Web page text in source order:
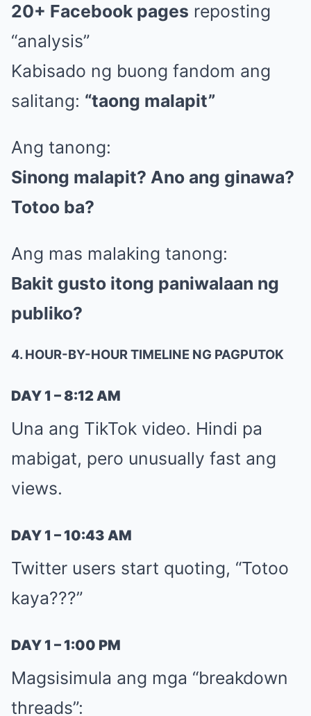
20+ Facebook pages reposting
“analysis”
Kabisado ng buong fandom ang
salitang: “taong malapit”
Ang tanong:
Sinong malapit? Ano ang ginawa?
Totoo ba?
Ang mas malaking tanong:
Bakit gusto itong paniwalaan ng
publiko?
4. HOUR-BY-HOUR TIMELINE NG PAGPUTOK
DAY 1 – 8:12 AM
Una ang TikTok video. Hindi pa
mabigat, pero unusually fast ang
views.
DAY 1 – 10:43 AM
Twitter users start quoting, “Totoo
kaya???”
DAY 1 – 1:00 PM
Magsisimula ang mga “breakdown
threads”: